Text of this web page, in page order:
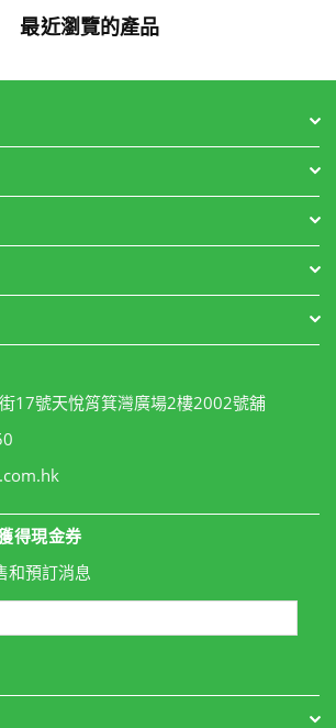
最近瀏覽的產品
17號天悅筲箕灣廣場2樓2002號舖
得現金券
和預訂消息